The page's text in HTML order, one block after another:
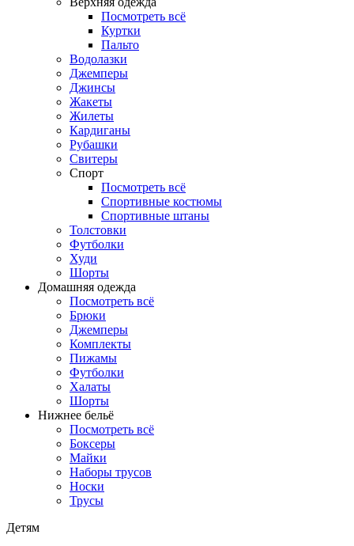
Посмотреть всё
Куртки
Пальто
Водолазки
Джемперы
Джинсы
Жакеты
Жилеты
Кардиганы
Рубашки
Свитеры
Спорт
Посмотреть всё
Спортивные костюмы
Спортивные штаны
Толстовки
Футболки
Худи
Шорты
Домашняя одежда
Посмотреть всё
Брюки
Джемперы
Комплекты
Пижамы
Футболки
Халаты
Шорты
Нижнее бельё
Посмотреть всё
Боксеры
Майки
Наборы трусов
Носки
Трусы
Детям